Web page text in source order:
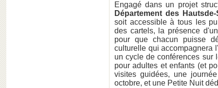
Engagé dans un projet
Département des Hautsde-
soit accessible à tous les
des cartels, la présence
pour que chacun puisse
culturelle qui accompagnera
un cycle de conférences sur
pour adultes et enfants (et
visites guidées, une
octobre, et une Petite Nuit